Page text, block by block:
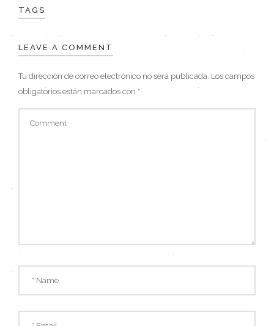
TAGS
LEAVE A COMMENT
Tu dirección de correo electrónico no será publicada. Los campos
obligatorios están marcados con *